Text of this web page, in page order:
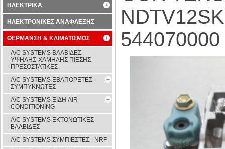
ΗΛΕΚΤΡΙΚΑ
ΗΛΕΚΤΡΟΝΙΚΕΣ ΑΝΑΦΛΕΞΗΣ
ΘΕΡΜΑΝΣΗ & ΚΛΙΜΑΤΙΣΜΟΣ
A/C SYSTEMS ΒΑΛΒΙΔΕΣ
ΥΨΗΛΗΣ-ΧΑΜΗΛΗΣ ΠΙΕΣΗΣ
ΠΡΕΣΟΣΤΑΤΙΚΕΣ
A/C SYSTEMS ΕΒΑΠΟΡΕΤΕΣ-
ΣΥΜΠYΚΝΩΤΕΣ
A/C SYSTEMS ΕΙΔΗ AIR
CONDITIONING
A/C SYSTEMS ΕΚΤΟΝΩΤΙΚΕΣ
ΒΑΛΒΙΔΕΣ
A/C SYSTEMS ΣΥΜΠΙΕΣΤΕΣ - NRF